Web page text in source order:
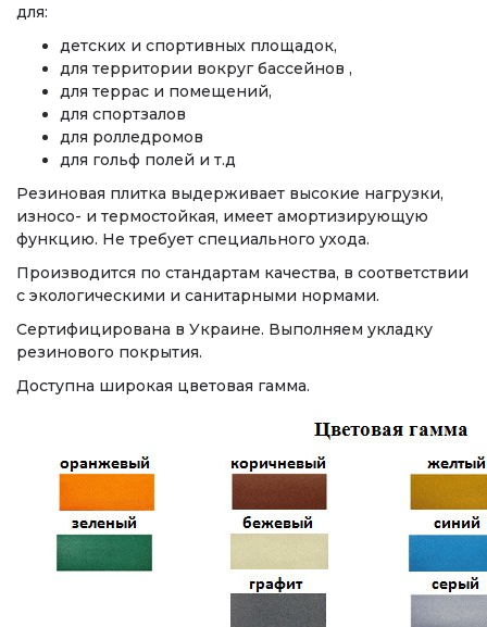
для:
детских и спортивных площадок,
для территории вокруг бассейнов ,
для террас и помещений,
для спортзалов
для ролледромов
для гольф полей и т.д
Резиновая плитка выдерживает высокие нагрузки,
износо- и термостойкая, имеет амортизирующую
функцию. Не требует специального ухода.
Производится по стандартам качества, в соответствии
с экологическими и санитарными нормами.
Сертифицирована в Украине. Выполняем укладку
резинового покрытия.
Доступна широкая цветовая гамма.